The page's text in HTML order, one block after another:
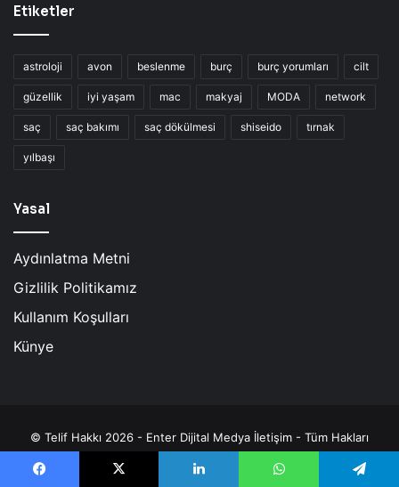
Etiketler
astroloji avon beslenme burç burç yorumları cilt
güzellik iyi yaşam mac makyaj MODA network
saç saç bakımı saç dökülmesi shiseido tırnak
yılbaşı
Yasal
Aydınlatma Metni
Gizlilik Politikamız
Kullanım Koşulları
Künye
© Telif Hakkı 2026 - Enter Dijital Medya İletişim - Tüm Hakları
Saklıdır |
| Güzellik her yerde aranan bir konuktur. | 18+